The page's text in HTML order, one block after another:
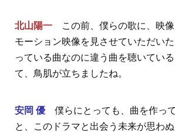
北山陽一
この前、僕らの歌に、映
モーション映像を見させていただい
っている曲なのに違う曲を聴いてい
て、鳥肌が立ちましたね。
安岡 優 僕らにとっても、曲を作っ
と、このドラマと出会う未来が思わ